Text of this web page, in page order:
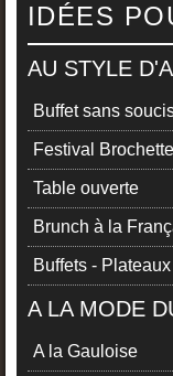
IDÉES
AU STYLE
Buffet sans
Festival
Table ouverte
Brunch à la
Buffets -
A LA MODE
A la Gauloise